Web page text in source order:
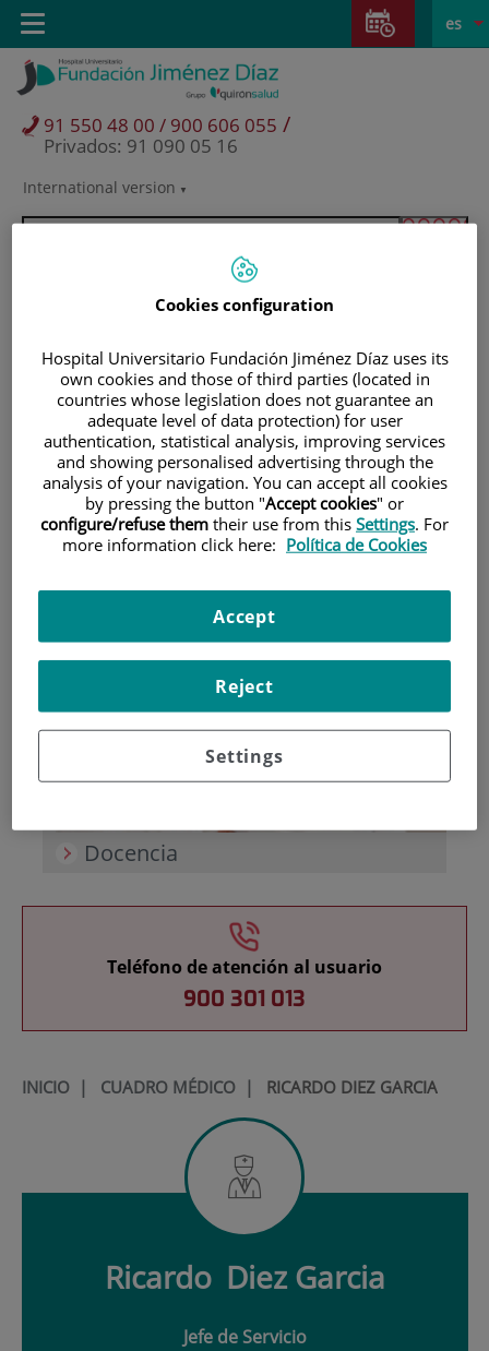
Saltar al contenido
Saltar
contenido
Selector
activo
es
International version
91 550 48 00 / 900 606 055 /
Privados: 91 090 05 16
Toggle
navigation
Pacientes y visitantes
Investigación
Docencia
Teléfono de atención al usuario
900 301 013
INICIO| CUADRO MÉDICO| RICARDO DIEZ GARCIA
Ricardo Diez Garcia
Jefe de Servicio
Cookies configuration
Hospital Universitario Fundación Jiménez Díaz uses its
own cookies and those of third parties (located in
countries whose legislation does not guarantee an
adequate level of data protection) for user
authentication, statistical analysis, improving services
and showing personalised advertising through the
analysis of your navigation. You can accept all cookies
by pressing the button "Accept cookies" or
configure/refuse them their use from this Settings. For
more information click here: Política de Cookies
Settings
Reject
Accept